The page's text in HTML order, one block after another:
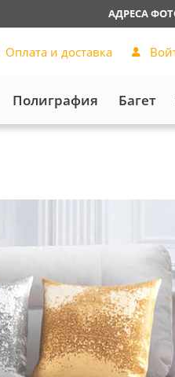
АДРЕСА
Оплата и доставка
Полиграфия Багет